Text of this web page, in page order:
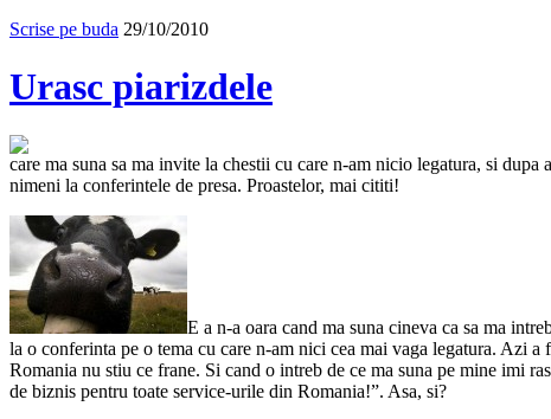
Scrise pe buda 29/10/2010
Urasc piarizdele
care ma suna sa ma invite la chestii cu care n-am nicio legatura, si dupa
nimeni la conferintele de presa. Proastelor, mai cititi!
E a n-a oara cand ma suna cineva ca sa ma
la o conferinta pe o tema cu care n-am nici cea mai vaga legatura. Azi a
Romania nu stiu ce frane. Si cand o intreb de ce ma suna pe mine imi
de biznis pentru toate service-urile din Romania!”. Asa, si?